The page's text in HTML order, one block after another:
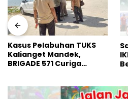
Sambut HIDAR Ke-58,
IKBAD Bakal Gelar JJS
Berhadiah Sepeda Listrik